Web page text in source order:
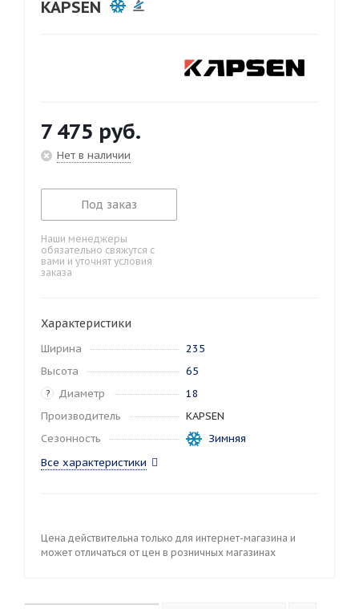
KAPSEN
7 475 руб.
Нет в наличии
Под заказ
Наши менеджеры
обязательно свяжутся с
вами и уточнят условия
заказа
Характеристики
Ширина
235
Высота
65
? Диаметр
18
Производитель
KAPSEN
Сезонность
Зимняя
Все характеристики
Цена действительна только для интернет-магазина и
может отличаться от цен в розничных магазинах